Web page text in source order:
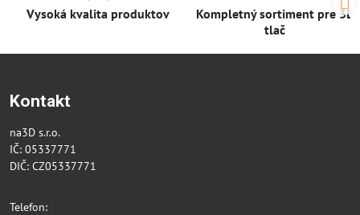
Vysoká kvalita produktov
Kompletný sortiment pre 3D
tlač
Kontakt
na3D s.r.o.
IČ: 05337771
DIČ: CZ05337771
Telefon: